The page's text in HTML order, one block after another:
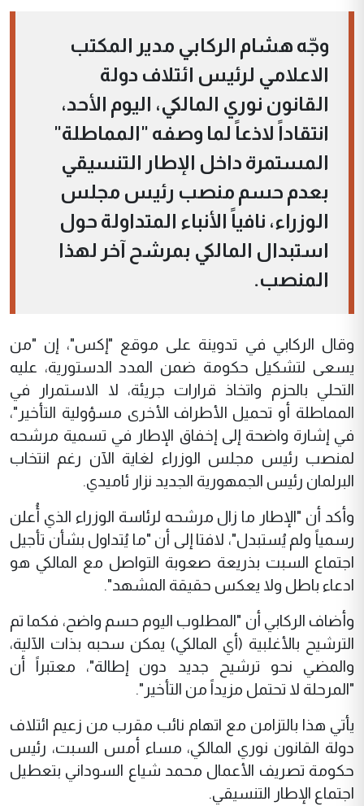
وجّه هشام الركابي مدير المكتب
الاعلامي لرئيس ائتلاف دولة
القانون نوري المالكي، اليوم الأحد،
انتقاداً لاذعاً لما وصفه "المماطلة"
المستمرة داخل الإطار التنسيقي
بعدم حسم منصب رئيس مجلس
الوزراء، نافياً الأنباء المتداولة حول
استبدال المالكي بمرشح آخر لهذا
المنصب.
وقال الركابي في تدوينة على موقع "إكس"، إن "من
يسعى لتشكيل حكومة ضمن المدد الدستورية، عليه
التحلي بالحزم واتخاذ قرارات جريئة، لا الاستمرار في
المماطلة أو تحميل الأطراف الأخرى مسؤولية التأخير"،
في إشارة واضحة إلى إخفاق الإطار في تسمية مرشحه
لمنصب رئيس مجلس الوزراء لغاية الآن رغم انتخاب
البرلمان رئيس الجمهورية الجديد نزار ئاميدي.
وأكد أن "الإطار ما زال مرشحه لرئاسة الوزراء الذي أُعلن
رسمياً ولم يُستبدل"، لافتا إلى أن "ما يُتداول بشأن تأجيل
اجتماع السبت بذريعة صعوبة التواصل مع المالكي هو
ادعاء باطل ولا يعكس حقيقة المشهد".
وأضاف الركابي أن "المطلوب اليوم حسم واضح، فكما تم
الترشيح بالأغلبية (أي المالكي) يمكن سحبه بذات الآلية،
والمضي نحو ترشيح جديد دون إطالة"، معتبراً أن
"المرحلة لا تحتمل مزيداً من التأخير".
يأتي هذا بالتزامن مع اتهام نائب مقرب من زعيم ائتلاف
دولة القانون نوري المالكي، مساء أمس السبت، رئيس
حكومة تصريف الأعمال محمد شياع السوداني بتعطيل
اجتماع الإطار التنسيقي.